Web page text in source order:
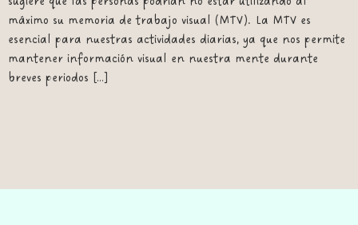
máximo su memoria de trabajo visual (MTV). La MTV es
esencial para nuestras actividades diarias, ya que nos permite
mantener información visual en nuestra mente durante
breves periodos […]